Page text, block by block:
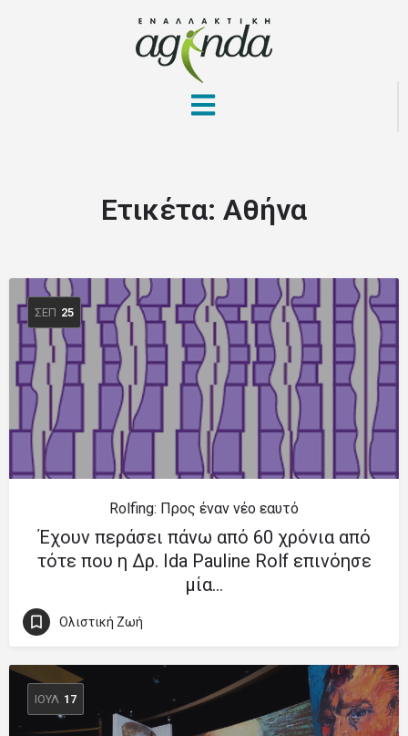
Ετικέτα: Αθήνα
ΣΕΠ 25
Rolfing: Προς έναν νέο εαυτό
Έχουν περάσει πάνω από 60 χρόνια από
τότε που η Δρ. Ida Pauline Rolf επινόησε
μία…
Ολιστική Ζωή
ΙΟΎΛ 17